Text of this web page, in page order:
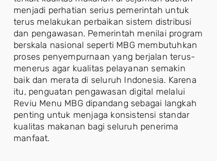
menjadi perhatian serius pemerintah untuk
terus melakukan perbaikan sistem distribusi
dan pengawasan. Pemerintah menilai program
berskala nasional seperti MBG membutuhkan
proses penyempurnaan yang berjalan terus-
menerus agar kualitas pelayanan semakin
baik dan merata di seluruh Indonesia. Karena
itu, penguatan pengawasan digital melalui
Reviu Menu MBG dipandang sebagai langkah
penting untuk menjaga konsistensi standar
kualitas makanan bagi seluruh penerima
manfaat.